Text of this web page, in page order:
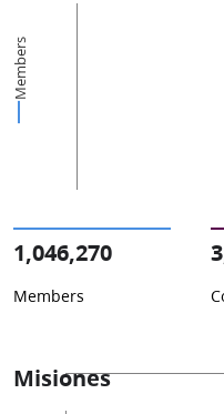
Members
1,046,270
Members
Misiones